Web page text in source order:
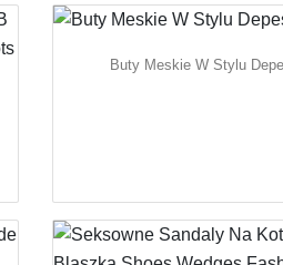
Buty Meskie W Stylu